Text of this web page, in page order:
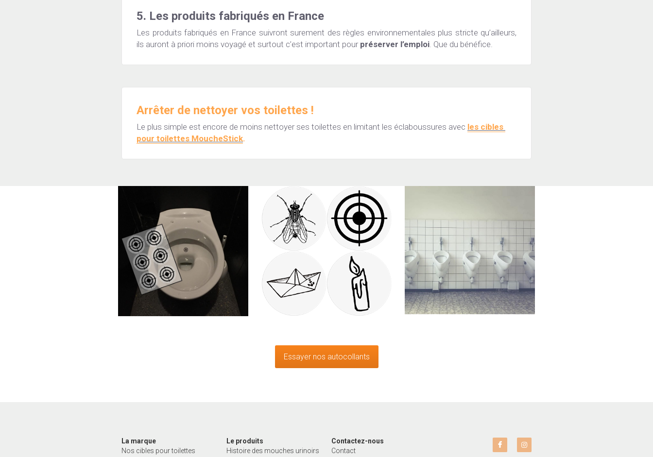
5. Les produits fabriqués en France
Les produits fabriqués en France suivront surement des règles environnementales plus stricte qu’ailleurs,
ils auront à priori moins voyagé et surtout c’est important pour préserver l’emploi. Que du bénéfice.
Arrêter de nettoyer vos toilettes !
Le plus simple est encore de moins nettoyer ses toilettes en limitant les éclaboussures avec les cibles
pour toilettes MoucheStick.
Essayer nos autocollants
La marque
Nos cibles pour toilettes
Le produits
Histoire des mouches urinoirs
Contactez-nous
Contact